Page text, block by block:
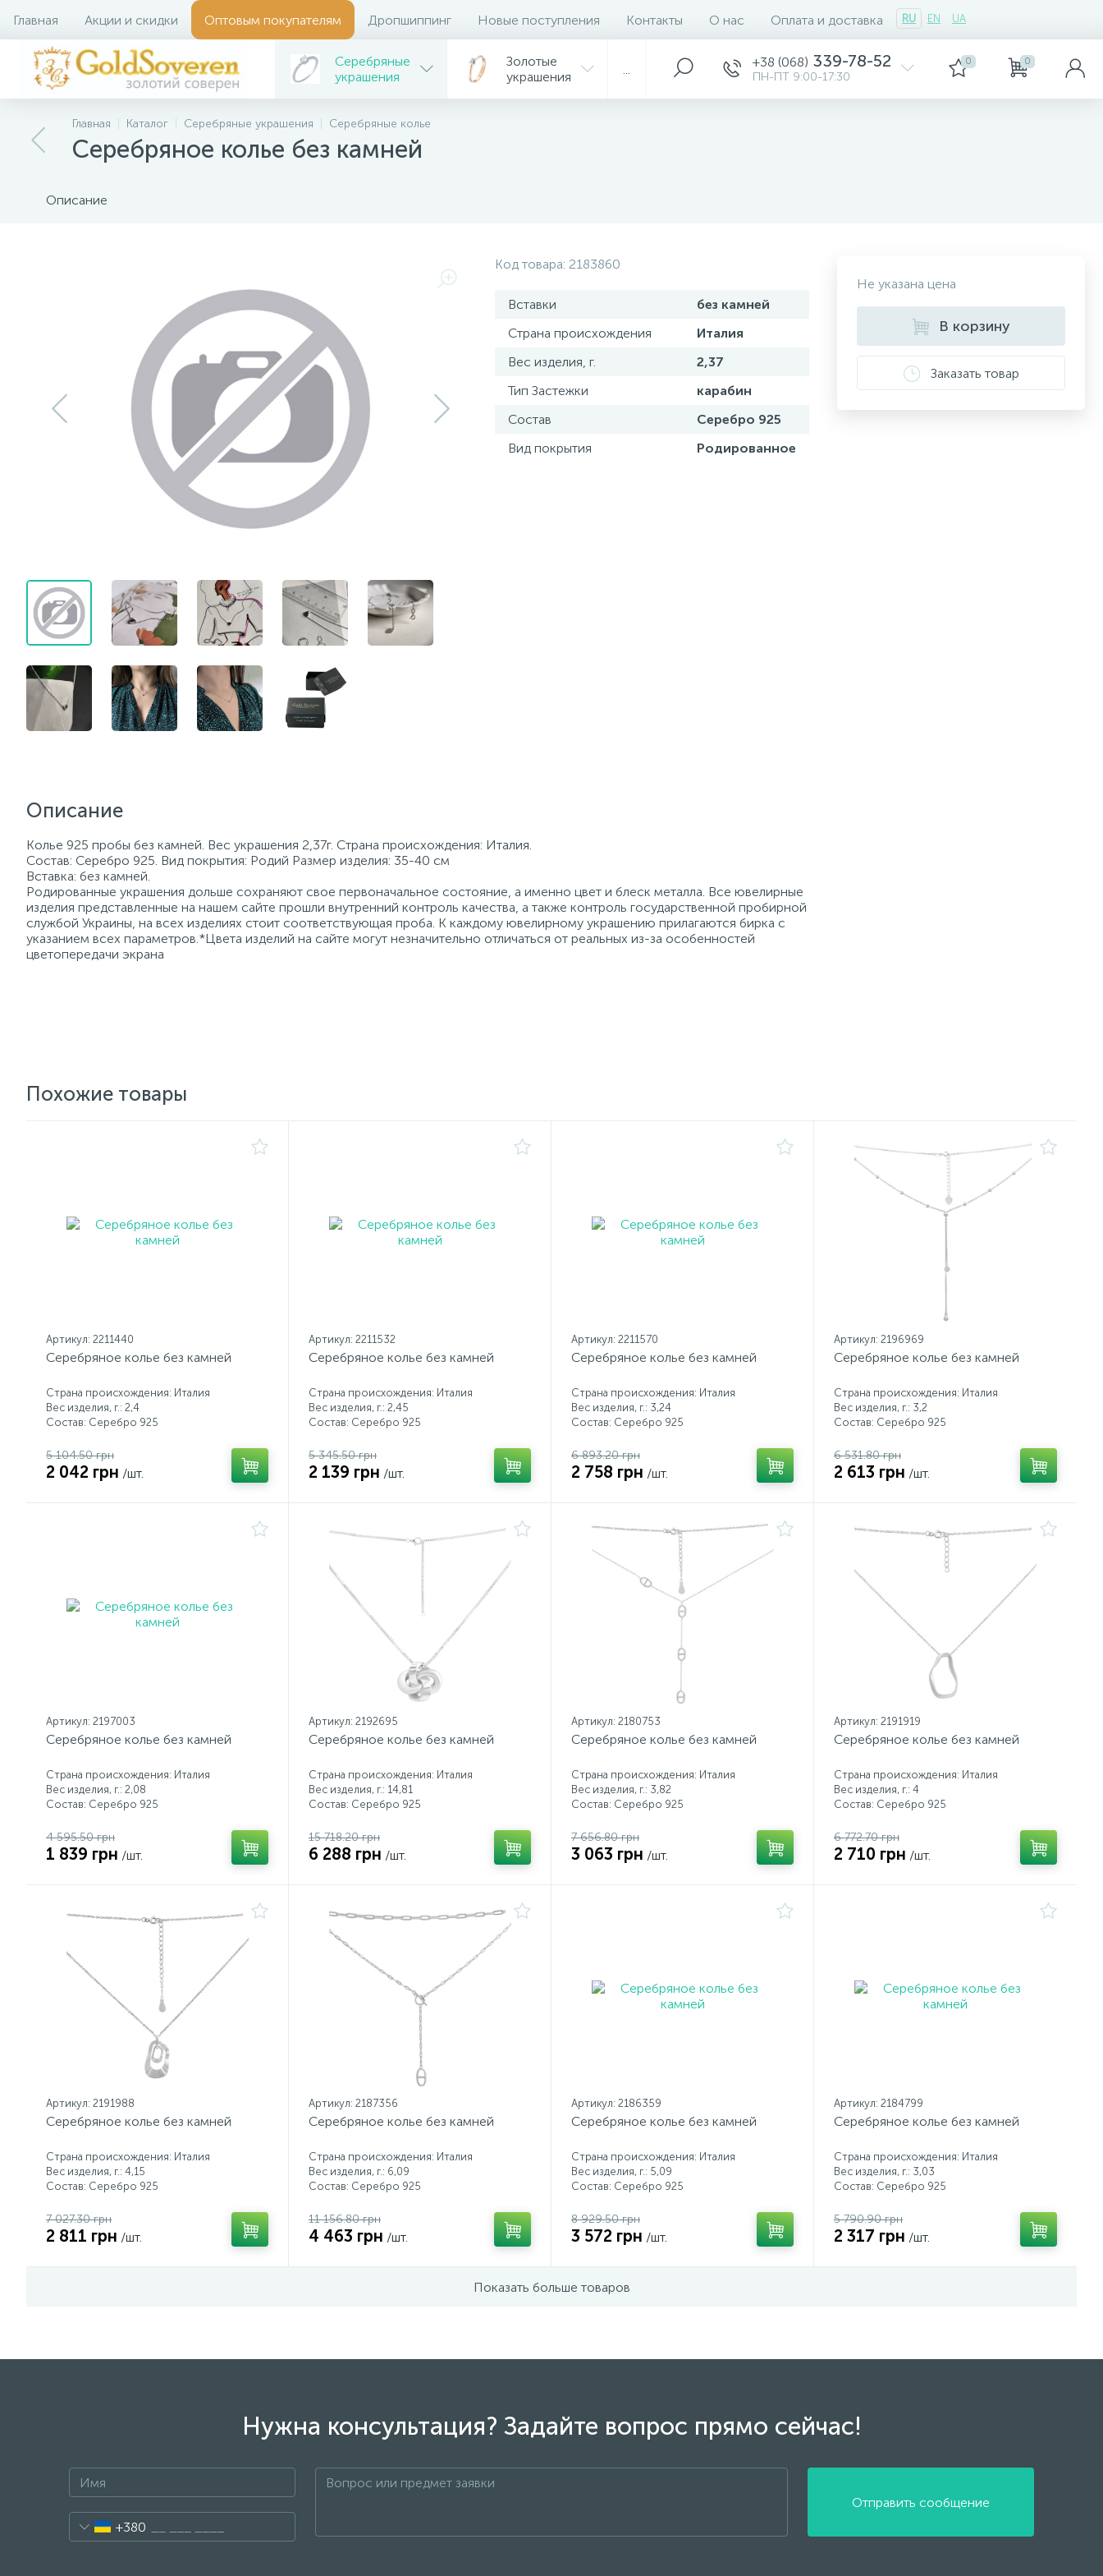
Главная Акции и скидки Оптовым покупателям Дропшиппинг Новые поступления Контакты О нас Оплата и доставка RU EN UA
Серебряные
украшения
Золотые
украшения
+38 (068) 339-78-52
ПН-ПТ 9:00-17:30
0 0
Главная Каталог Серебряные украшения Серебряные колье
Серебряное колье без камней
Описание
Код товара: 2183860
Вставки
без камней
Страна происхождения
Италия
Вес изделия, г.
2,37
Тип Застежки
карабин
Состав
Серебро 925
Вид покрытия
Родированное
Описание
Колье 925 пробы без камней. Вес украшения 2,37г. Страна происхождения: Италия.
Состав: Серебро 925. Вид покрытия: Родий Размер изделия: 35-40 см
Вставка: без камней.
Родированные украшения дольше сохраняют свое первоначальное состояние, а именно цвет и блеск металла. Все ювелирные
изделия представленные на нашем сайте прошли внутренний контроль качества, а также контроль государственной пробирной
службой Украины, на всех изделиях стоит соответствующая проба. К каждому ювелирному украшению прилагаются бирка с
указанием всех параметров.*Цвета изделий на сайте могут незначительно отличаться от реальных из-за особенностей
цветопередачи экрана
Не указана цена
В корзину
Заказать товар
Похожие товары
Артикул: 2211440
Серебряное колье без камней
Страна происхождения: Италия
Вес изделия, г.: 2,4
Состав: Серебро 925
5 104.50 грн
2 042 грн /шт.
Артикул: 2211532
Серебряное колье без камней
Страна происхождения: Италия
Вес изделия, г.: 2,45
Состав: Серебро 925
5 345.50 грн
2 139 грн /шт.
Артикул: 2211570
Серебряное колье без камней
Страна происхождения: Италия
Вес изделия, г.: 3,24
Состав: Серебро 925
6 893.20 грн
2 758 грн /шт.
Артикул: 2196969
Серебряное колье без камней
Страна происхождения: Италия
Вес изделия, г.: 3,2
Состав: Серебро 925
6 531.80 грн
2 613 грн /шт.
Артикул: 2197003
Серебряное колье без камней
Страна происхождения: Италия
Вес изделия, г.: 2,08
Состав: Серебро 925
4 595.50 грн
1 839 грн /шт.
Артикул: 2192695
Серебряное колье без камней
Страна происхождения: Италия
Вес изделия, г.: 14,81
Состав: Серебро 925
15 718.20 грн
6 288 грн /шт.
Артикул: 2180753
Серебряное колье без камней
Страна происхождения: Италия
Вес изделия, г.: 3,82
Состав: Серебро 925
7 656.80 грн
3 063 грн /шт.
Артикул: 2191919
Серебряное колье без камней
Страна происхождения: Италия
Вес изделия, г.: 4
Состав: Серебро 925
6 772.70 грн
2 710 грн /шт.
Артикул: 2191988
Серебряное колье без камней
Страна происхождения: Италия
Вес изделия, г.: 4,15
Состав: Серебро 925
7 027.30 грн
2 811 грн /шт.
Артикул: 2187356
Серебряное колье без камней
Страна происхождения: Италия
Вес изделия, г.: 6,09
Состав: Серебро 925
11 156.80 грн
4 463 грн /шт.
Артикул: 2186359
Серебряное колье без камней
Страна происхождения: Италия
Вес изделия, г.: 5,09
Состав: Серебро 925
8 929.50 грн
3 572 грн /шт.
Артикул: 2184799
Серебряное колье без камней
Страна происхождения: Италия
Вес изделия, г.: 3,03
Состав: Серебро 925
5 790.90 грн
2 317 грн /шт.
Показать больше товаров
Нужна консультация? Задайте вопрос прямо сейчас!
+380
Отправить сообщение